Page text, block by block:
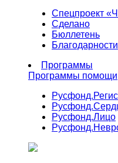
Спецпроект
Сделано
Бюллетень
Благодарности
Программы
Программы помощи
Русфонд.
Русфонд.
Русфонд.Лицо
Русфонд.